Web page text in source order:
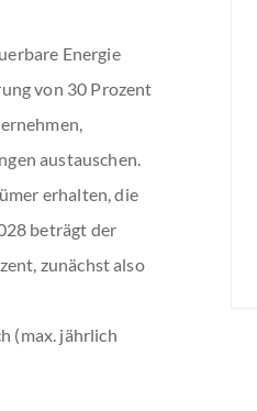
Energie
von 30 Prozent
austauschen.
erhalten, die
beträgt der
zunächst also
(max. jährlich